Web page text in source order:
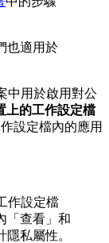
也適用於
中用於啟用對公
上的工作設定檔
設定檔內的應用
作設定檔
「查看」和
隱私屬性。